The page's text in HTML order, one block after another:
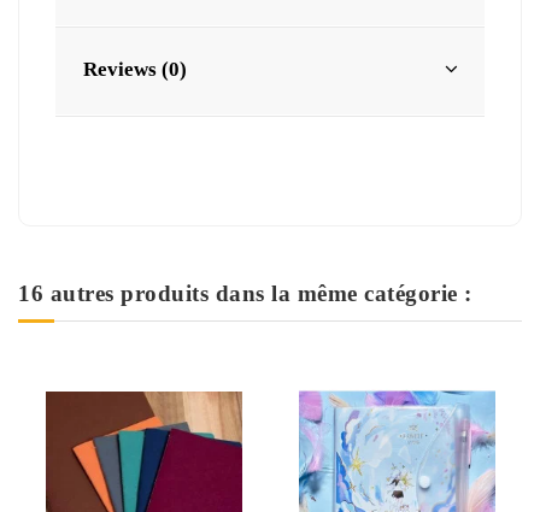
Reviews (0)
16 autres produits dans la même catégorie :